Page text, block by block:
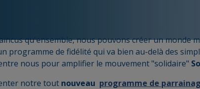
qu'ensemble, nous pouvons créer un monde
programme de fidélité qui va bien au-delà des
nous pour amplifier le mouvement "solidaire"
notre tout nouveau programme de